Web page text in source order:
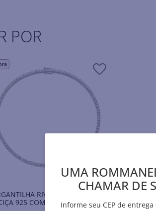
POR
RIVIERA DE PRATA
925 COM ZIRCÔNIAS
UMA
CHAMAR DE
Informe seu CEP de entrega